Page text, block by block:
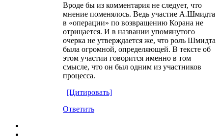
Вроде бы из комментария не следует, что
мнение поменялось. Ведь участие А.Шмидта
в «операции» по возвращению Корана не
отрицается. И в названии упомянутого
очерка не утверждается же, что роль Шмидта
была огромной, определяющей. В тексте об
этом участии говорится именно в том
смысле, что он был одним из участников
процесса.
[Цитировать]
Ответить